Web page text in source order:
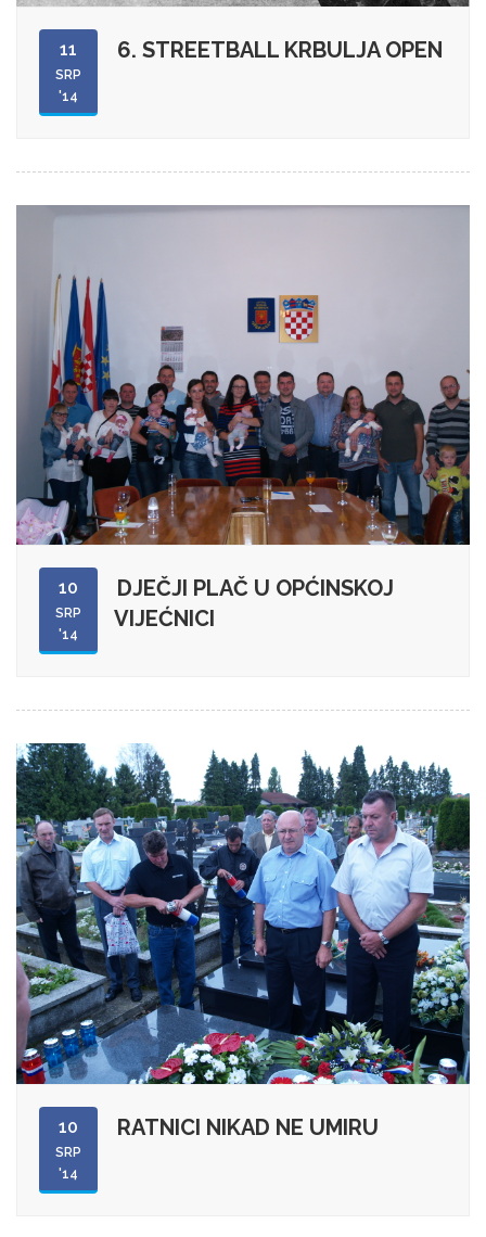
11
SRP
'14
6. STREETBALL KRBULJA OPEN
10
SRP
'14
DJEČJI PLAČ U OPĆINSKOJ
VIJEĆNICI
10
SRP
'14
RATNICI NIKAD NE UMIRU